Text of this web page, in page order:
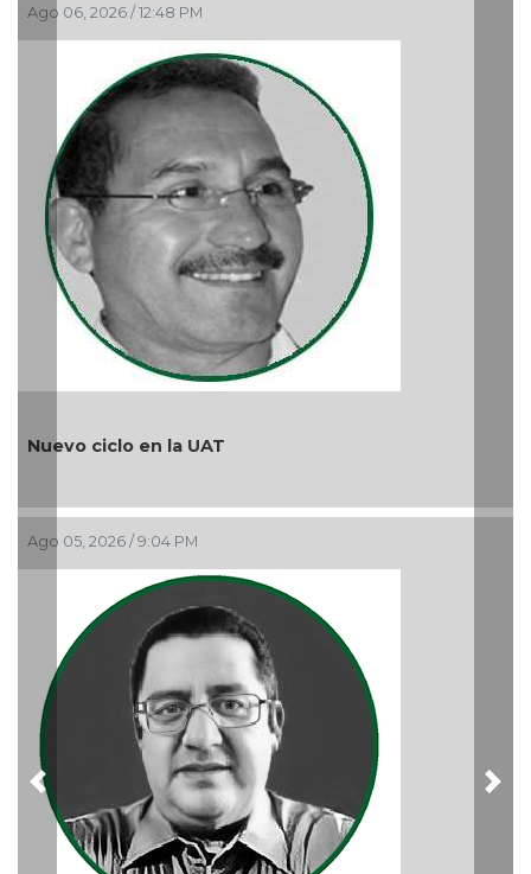
Ago 05, 2026 / 9:42 AM
¿Quién es periodista?
Ago 05, 2026 / 9:15 AM